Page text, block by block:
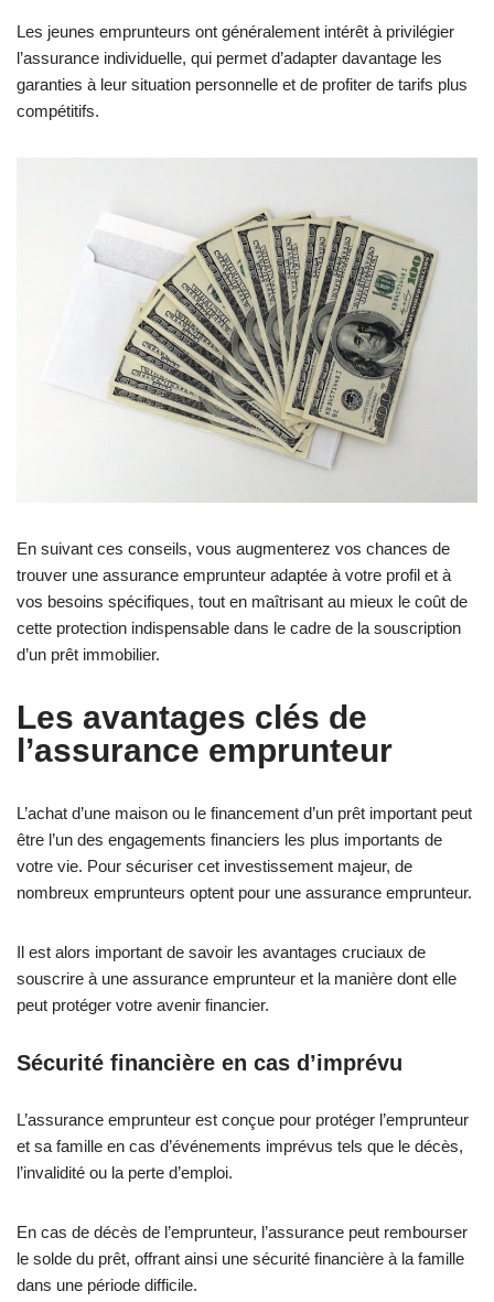
Les jeunes emprunteurs ont généralement intérêt à privilégier
l’assurance individuelle, qui permet d’adapter davantage les
garanties à leur situation personnelle et de profiter de tarifs plus
compétitifs.
En suivant ces conseils, vous augmenterez vos chances de
trouver une assurance emprunteur adaptée à votre profil et à
vos besoins spécifiques, tout en maîtrisant au mieux le coût de
cette protection indispensable dans le cadre de la souscription
d’un prêt immobilier.
Les avantages clés de
l’assurance emprunteur
L’achat d’une maison ou le financement d’un prêt important peut
être l’un des engagements financiers les plus importants de
votre vie. Pour sécuriser cet investissement majeur, de
nombreux emprunteurs optent pour une assurance emprunteur.
Il est alors important de savoir les avantages cruciaux de
souscrire à une assurance emprunteur et la manière dont elle
peut protéger votre avenir financier.
Sécurité financière en cas d’imprévu
L’assurance emprunteur est conçue pour protéger l’emprunteur
et sa famille en cas d’événements imprévus tels que le décès,
l’invalidité ou la perte d’emploi.
En cas de décès de l’emprunteur, l’assurance peut rembourser
le solde du prêt, offrant ainsi une sécurité financière à la famille
dans une période difficile.